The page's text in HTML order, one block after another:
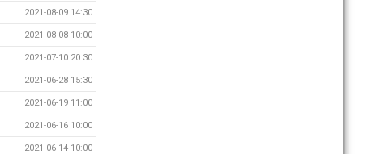
2021-08-09 14:30
2021-08-08 10:00
2021-07-10 20:30
2021-06-28 15:30
2021-06-19 11:00
2021-06-16 10:00
2021-06-14 10:00